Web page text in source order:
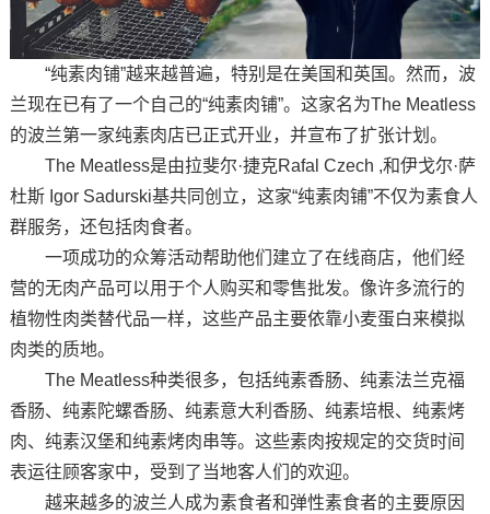
“纯素肉铺”越来越普遍，特别是在美国和英国。然而，波
兰现在已有了一个自己的“纯素肉铺”。这家名为The Meatless
的波兰第一家纯素肉店已正式开业，并宣布了扩张计划。
The Meatless是由拉斐尔·捷克Rafal Czech ,和伊戈尔·萨
杜斯 Igor Sadurski基共同创立，这家“纯素肉铺”不仅为素食人
群服务，还包括肉食者。
一项成功的众筹活动帮助他们建立了在线商店，他们经
营的无肉产品可以用于个人购买和零售批发。像许多流行的
植物性肉类替代品一样，这些产品主要依靠小麦蛋白来模拟
肉类的质地。
The Meatless种类很多，包括纯素香肠、纯素法兰克福
香肠、纯素陀螺香肠、纯素意大利香肠、纯素培根、纯素烤
肉、纯素汉堡和纯素烤肉串等。这些素肉按规定的交货时间
表运往顾客家中，受到了当地客人们的欢迎。
越来越多的波兰人成为素食者和弹性素食者的主要原因